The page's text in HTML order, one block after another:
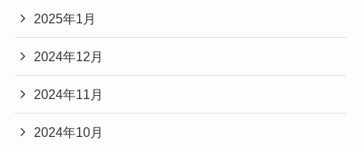
2025年1月
2024年12月
2024年11月
2024年10月